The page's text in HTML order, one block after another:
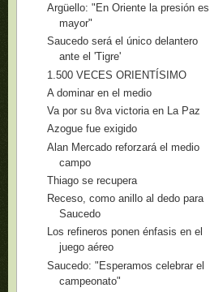
Argüello: "En Oriente la presión es
mayor"
Saucedo será el único delantero
ante el 'Tigre'
1.500 VECES ORIENTÍSIMO
A dominar en el medio
Va por su 8va victoria en La Paz
Azogue fue exigido
Alan Mercado reforzará el medio
campo
Thiago se recupera
Receso, como anillo al dedo para
Saucedo
Los refineros ponen énfasis en el
juego aéreo
Saucedo: "Esperamos celebrar el
campeonato"